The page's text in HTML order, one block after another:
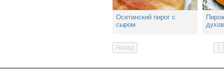
Осетинский пирог с
сыром
Назад 1